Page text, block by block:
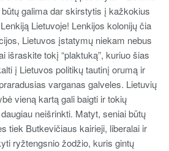
galima dar skirstytis į kažkokius
Lietuvoje! Lenkijos kolonijų čia
Lietuvos įstatymų niekam nebus
išraskite tokį “plaktuką”, kuriuo šias
į Lietuvos politikų tautinį orumą ir
varganas galveles. Lietuvių
vieną kartą gali baigti ir tokių
neišrinkti. Matyt, seniai būtų
tiek Butkevičiaus kairieji, liberalai ir
ryžtengsnio žodžio, kuris gintų